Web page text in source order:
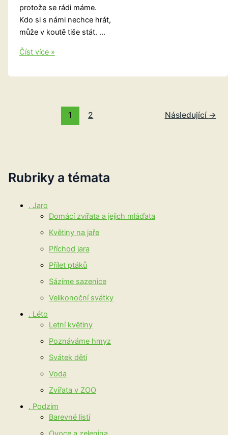
Rubriky a témata
. Jaro
Domácí zvířata a jejich mláďata
Květiny na jaře
Příchod jara
Přílet ptáků
Sázíme sazenice
Velikonoční svátky
. Léto
Letní květiny
Poznáváme hmyz
Svátek dětí
Voda
Zvířata v ZOO
. Podzim
Barevné listí
protože se rádi máme.
Kdo si s námi nechce hrát,
může v koutě tiše stát. …
Velké
uděláme
Číst více »
1 2 Následující →